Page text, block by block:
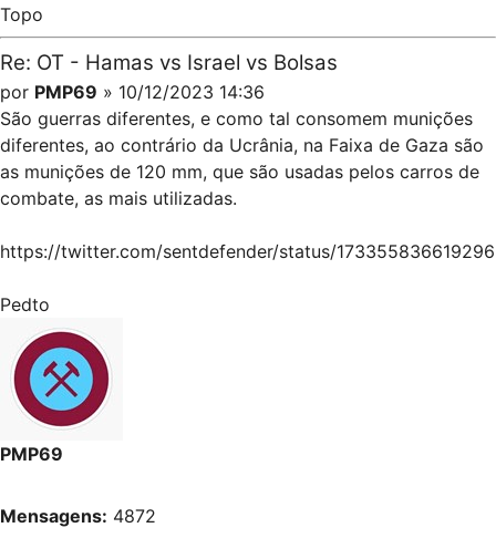
Topo
Re: OT - Hamas vs Israel vs Bolsas
por PMP69 » 10/12/2023 14:36
São guerras diferentes, e como tal consomem munições
diferentes, ao contrário da Ucrânia, na Faixa de Gaza são
as munições de 120 mm, que são usadas pelos carros de
combate, as mais utilizadas.
https://twitter.com/sentdefender/status/
Pedto
PMP69
Mensagens: 4872